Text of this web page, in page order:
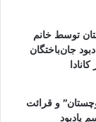
توسط خانم
جان‌باختگان
و قرائت
یادبود